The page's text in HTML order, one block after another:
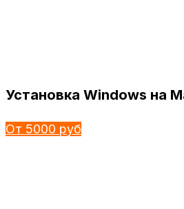
Установка Windows на
От 5000 руб